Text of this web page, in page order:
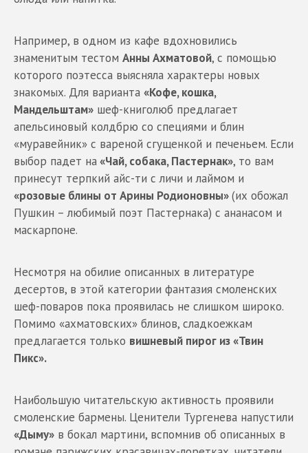
Например, в одном из кафе вдохновились
знаменитым тестом Анны Ахматовой, с помощью
которого поэтесса выясняла характеры новых
знакомых. Для варианта «Кофе, кошка,
Мандельштам» шеф-книголюб предлагает
апельсиновый колдбрю со специями и блин
«муравейник» с вареной сгущенкой и печеньем. Если
выбор падет на«Чай, собака, Пастернак», то вам
принесут терпкий айс-ти с личи и лаймом и
«розовые блины от Арины Родионовны»(их обожал
Пушкин – любимый поэт Пастернака) с ананасом и
маскарпоне.
Несмотря на обилие описанных в литературе
десертов, в этой категории фантазия смоленских
шеф-поваров пока проявилась не слишком широко.
Помимо «ахматовских» блинов, сладкоежкам
предлагается только вишневый пирог из «Твин
Пикс».
Наибольшую читательскую активность проявили
смоленские бармены. Ценители Тургенева напустили
«Дыму» в бокал мартини, вспомнив об описанных в